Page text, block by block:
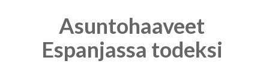
Asuntohaaveet
Espanjassa todeksi